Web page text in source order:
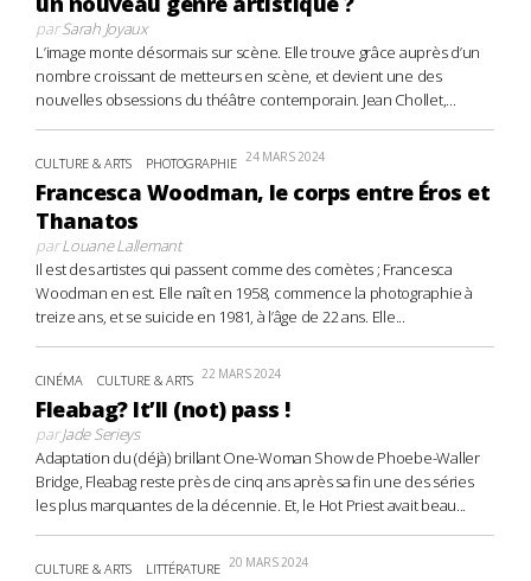
parSarah Joyaux
L’image monte désormais sur scène. Elle trouve grâce auprès d’un
nombre croissant de metteurs en scène, et devient une des
nouvelles obsessions du théâtre contemporain. Jean Chollet,...
CULTURE & ARTS PHOTOGRAPHIE 24 MARS 2024
Francesca Woodman, le corps entre Éros et
Thanatos
parLouane Lallemant
Il est des artistes qui passent comme des comètes ; Francesca
Woodman en est. Elle naît en 1958, commence la photographie à
treize ans, et se suicide en 1981, à l’âge de 22 ans. Elle...
CINÉMA CULTURE & ARTS 22 MARS 2024
Fleabag? It’ll (not) pass !
parJade Serieys
Adaptation du (déjà) brillant One-Woman Show de Phoebe-Waller
Bridge, Fleabag reste près de cinq ans après sa fin une des séries
les plus marquantes de la décennie. Et, le Hot Priest avait beau...
CULTURE & ARTS LITTÉRATURE 20 MARS 2024